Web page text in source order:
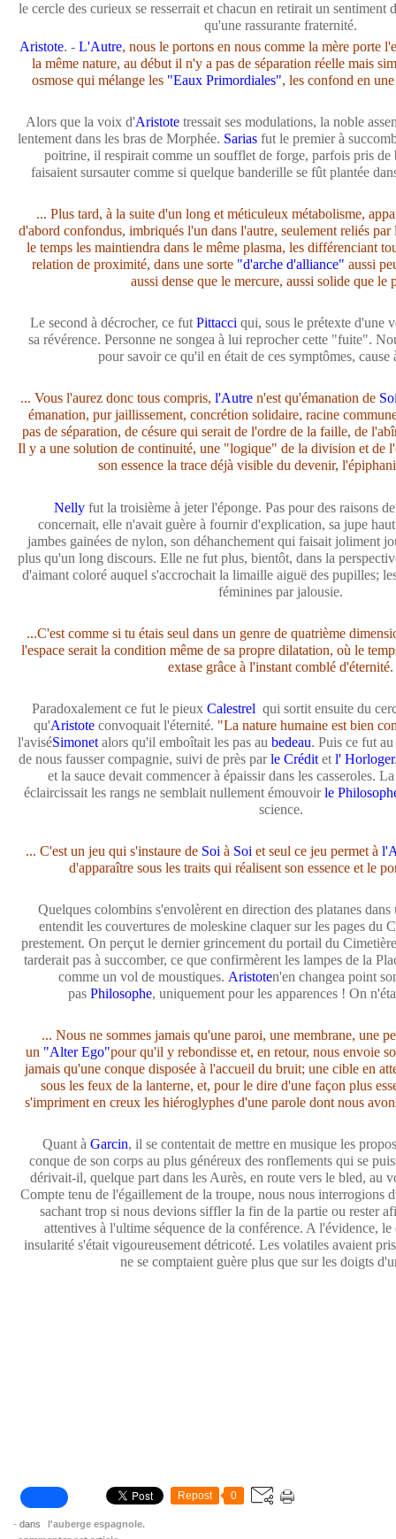
le cercle des curieux se resserrait et chacun en retirait un sentiment
qu'une rassurante fraternité.
Aristote. - L'Autre, nous le portons en nous comme la mère porte
la même nature, au début il n'y a pas de séparation réelle mais
osmose qui mélange les "Eaux Primordiales", les confond en
Alors que la voix d'Aristotetressait ses modulations, la noble
lentement dans les bras de Morphée. Sarias fut le premier à
poitrine, il respirait comme un soufflet de forge, parfois pris de
faisaient sursauter comme si quelque banderille se fût plantée
... Plus tard, à la suite d'un long et méticuleux métabolisme,
d'abord confondus, imbriqués l'un dans l'autre, seulement reliés
le temps les maintiendra dans le même plasma, les différenciant
relation de proximité, dans une sorte "d'arche d'alliance" aussi
aussi dense que le mercure, aussi solide que le
Le second à décrocher, ce fut Pittacci qui, sous le prétexte d'une
sa révérence. Personne ne songea à lui reprocher cette "fuite".
pour savoir ce qu'il en était de ces symptômes, cause
... Vous l'aurez donc tous compris, l'Autren'est qu'émanation de
émanation, pur jaillissement, concrétion solidaire, racine
pas de séparation, de césure qui serait de l'ordre de la faille, de
Il y a une solution de continuité, une "logique" de la division et de
son essence la trace déjà visible du devenir,
Nellyfut la troisième à jeter l'éponge. Pas pour des raisons
concernait, elle n'avait guère à fournir d'explication, sa jupe
jambes gainées de nylon, son déhanchement qui faisait joliment
plus qu'un long discours. Elle ne fut plus, bientôt, dans la
d'aimant coloré auquel s'accrochait la limaille aiguë des pupilles;
féminines par jalousie.
...C'est comme si tu étais seul dans un genre de quatrième
l'espace serait la condition même de sa propre dilatation, où le
extase grâce à l'instant comblé d'éternité.
Paradoxalement ce fut le pieux Calestrel qui sortit ensuite du
qu'Aristoteconvoquait l'éternité. "La nature humaine est bien
l'aviséSimonet alors qu'il emboîtait les pas au bedeau. Puis ce fut
de nous fausser compagnie, suivi de près parle Crédit et l' Horloger
et la sauce devait commencer à épaissir dans les casseroles.
éclaircissait les rangs ne semblait nullement émouvoirle
science.
... C'est un jeu qui s'instaure de Soi à Soi et seul ce jeu permet à
d'apparaître sous les traits qui réalisent son essence et le
Quelques colombins s'envolèrent en direction des platanes
entendit les couvertures de moleskine claquer sur les pages du
prestement. On perçut le dernier grincement du portail du
tarderait pas à succomber, ce que confirmèrent les lampes de la
comme un vol de moustiques. Aristoten'en changea point
pas Philosophe, uniquement pour les apparences ! On
... Nous ne sommes jamais qu'une paroi, une membrane, une
un "Alter Ego"pour qu'il y rebondisse et, en retour, nous envoie
jamais qu'une conque disposée à l'accueil du bruit; une cible en
sous les feux de la lanterne, et, pour le dire d'une façon plus
s'impriment en creux les hiéroglyphes d'une parole dont nous
Quant à Garcin, il se contentait de mettre en musique les
conque de son corps au plus généreux des ronflements qui se
dérivait-il, quelque part dans les Aurès, en route vers le bled, au
Compte tenu de l'égaillement de la troupe, nous nous interrogions
sachant trop si nous devions siffler la fin de la partie ou rester
attentives à l'ultime séquence de la conférence. A l'évidence,
insularité s'était vigoureusement détricoté. Les volatiles avaient
ne se comptaient guère plus que sur les doigts
Repost 0
- dans
l'auberge espagnole.